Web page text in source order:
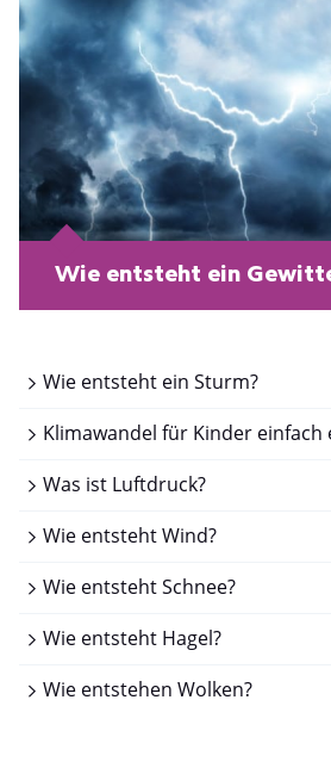
Wie entsteht ein
Wie entsteht ein Sturm?
Klimawandel für Kinder einfach
Was ist Luftdruck?
Wie entsteht Wind?
Wie entsteht Schnee?
Wie entsteht Hagel?
Wie entstehen Wolken?